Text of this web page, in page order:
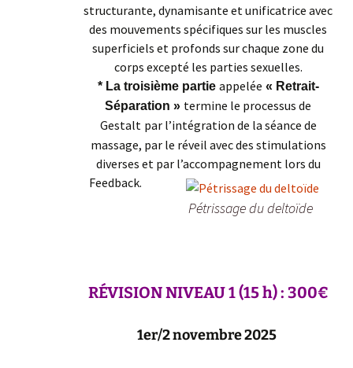
structurante, dynamisante et unificatrice avec
des mouvements spécifiques sur les muscles
superficiels et profonds sur chaque zone du
corps excepté les parties sexuelles.
* La troisième partie appelée « Retrait-
Séparation » termine le processus de
Gestalt par l’intégration de la séance de
massage, par le réveil avec des stimulations
diverses et par l’accompagnement lors du
Feedback.
Pétrissage du deltoïde
RÉVISIONNIVEAU 1(15 h) : 300€
1er/2 novembre 2025